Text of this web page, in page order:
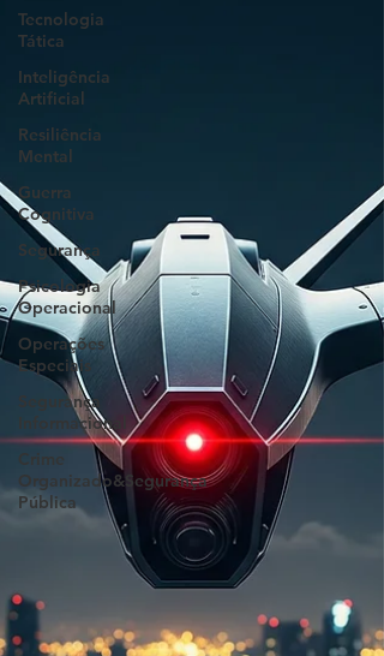
Tecnologia
Tática
Inteligência
Artificial
Resiliência
Mental
Guerra
Cognitiva
Segurança
Psicologia
Operacional
Operações
Especiais
Segurança
Informacional
Crime
Organizado&Segurança
Pública